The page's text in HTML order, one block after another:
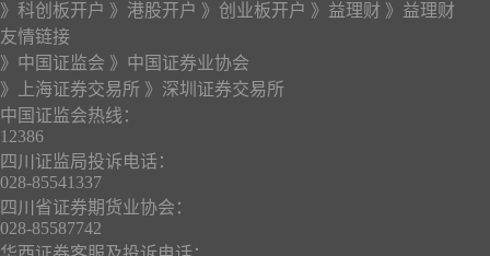
》科创板开户 》港股开户 》创业板开户 》益理财 》益理财
友情链接
》中国证监会 》中国证券业协会
》上海证券交易所 》深圳证券交易所
中国证监会热线：
12386
四川证监局投诉电话：
028-85541337
四川省证券期货业协会：
028-85587742